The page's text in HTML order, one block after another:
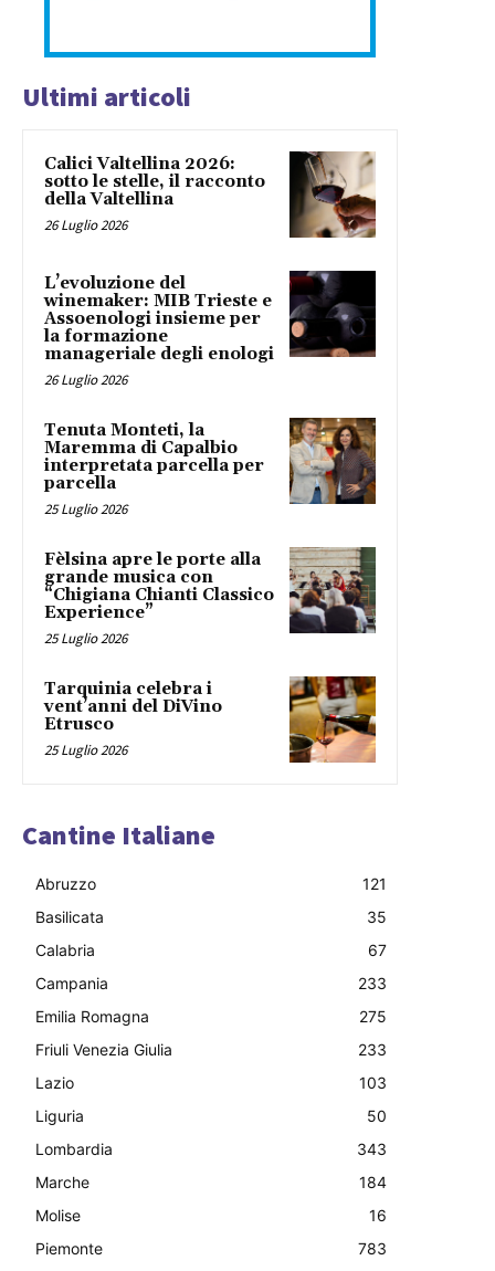
Ultimi articoli
Calici Valtellina 2026:
sotto le stelle, il racconto
della Valtellina
26 Luglio 2026
L’evoluzione del
winemaker: MIB Trieste e
Assoenologi insieme per
la formazione
manageriale degli enologi
26 Luglio 2026
Tenuta Monteti, la
Maremma di Capalbio
interpretata parcella per
parcella
25 Luglio 2026
Fèlsina apre le porte alla
grande musica con
“Chigiana Chianti Classico
Experience”
25 Luglio 2026
Tarquinia celebra i
vent’anni del DiVino
Etrusco
25 Luglio 2026
Cantine Italiane
Abruzzo
121
Basilicata
35
Calabria
67
Campania
233
Emilia Romagna
275
Friuli Venezia Giulia
233
Lazio
103
Liguria
50
Lombardia
343
Marche
184
Molise
16
Piemonte
783